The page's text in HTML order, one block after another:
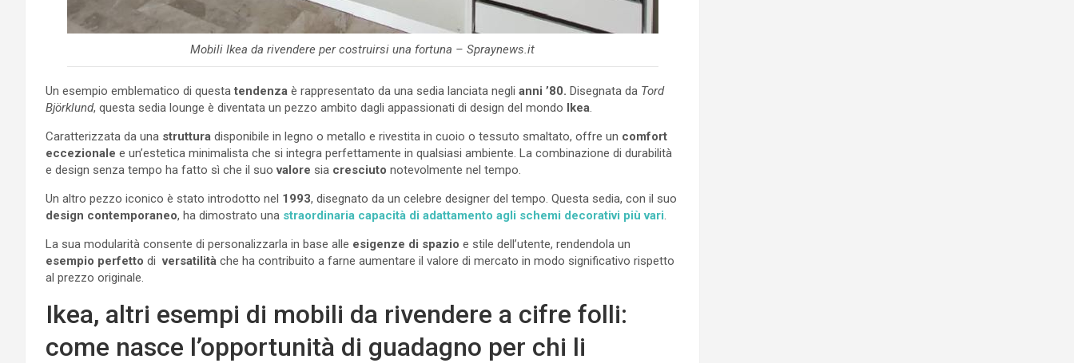
Mobili Ikea da rivendere per costruirsi una fortuna – Spraynews.it
Un esempio emblematico di questatendenza è rappresentato da una sedia lanciata negli anni ’80. Disegnata da Tord
Björklund, questa sedia lounge è diventata un pezzo ambito dagli appassionati di design del mondo Ikea
Caratterizzata da una struttura disponibile in legno o metallo e rivestita in cuoio o tessuto smaltato, offre un comfort
eccezionale e un’estetica minimalista che si integra perfettamente in qualsiasi ambiente. La combinazione di durabilità
e design senza tempo ha fatto sì che il suovalore sia cresciuto notevolmente nel tempo.
Un altro pezzo iconico è stato introdotto nel 1993, disegnato da un celebre designer del tempo. Questa sedia, con il suo
design contemporaneo, ha dimostrato una straordinaria capacità di adattamento agli schemi decorativi più vari
La sua modularità consente di personalizzarla in base alle esigenze di spazio e stile dell’utente, rendendola un
esempio perfetto diversatilità che ha contribuito a farne aumentare il valore di mercato in modo significativo rispetto
al prezzo originale.
Ikea, altri esempi di mobili da rivendere a cifre folli:
come nasce l’opportunità di guadagno per chi li